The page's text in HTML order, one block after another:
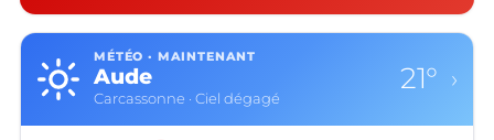
MÉTÉO · MAINTENANT
Aude
Carcassonne · Ciel dégagé
21° ›